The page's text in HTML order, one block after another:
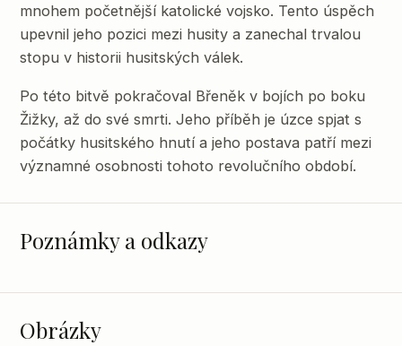
mnohem početnější katolické vojsko. Tento úspěch
upevnil jeho pozici mezi husity a zanechal trvalou
stopu v historii husitských válek.
Po této bitvě pokračoval Břeněk v bojích po boku
Žižky, až do své smrti. Jeho příběh je úzce spjat s
počátky husitského hnutí a jeho postava patří mezi
významné osobnosti tohoto revolučního období.
Poznámky a odkazy
Obrázky